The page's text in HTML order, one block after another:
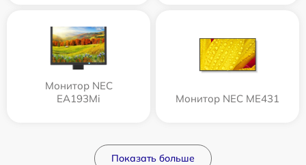
Монитор NEC
EA193Mi
Монитор NEC ME431
Показать больше